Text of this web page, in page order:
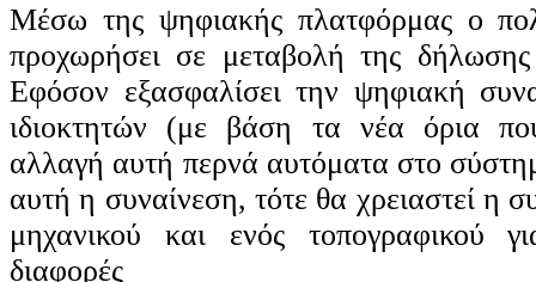
Μέσω της ψηφιακής πλατφόρμας ο
προχωρήσει σε μεταβολή της
Εφόσον εξασφαλίσει την ψηφιακή
ιδιοκτητών (με βάση τα νέα όρια
αλλαγή αυτή περνά αυτόματα στο
αυτή η συναίνεση, τότε θα χρειαστεί η
μηχανικού και ενός τοπογραφικού
διαφορές